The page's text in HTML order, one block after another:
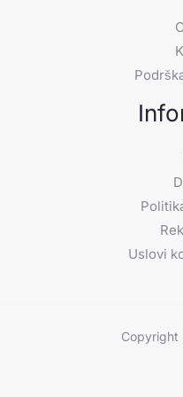
Uslovi
Copyright